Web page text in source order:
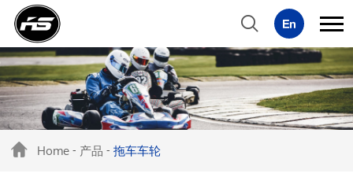
Home - 产品 - 拖车车轮